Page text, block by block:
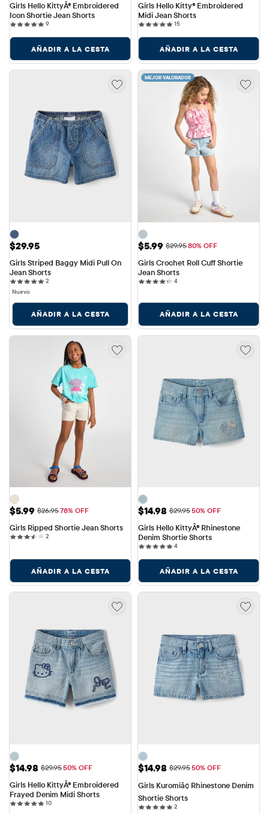
Girls Hello KittyÂ® Embroidered
Icon Shortie Jean Shorts
99 reviews
AÑADIR A LA CESTA
Girls Hello Kitty® Embroidered
Midi Jean Shorts
1515 reviews
AÑADIR A LA CESTA
Precio: $29.95
$29.95
Girls Striped Baggy Midi Pull On
Jean Shorts
22 reviews
Nuevo
AÑADIR A LA CESTA
MEJOR VALORADOS
Precio de venta: $5.99
$5.99 Precio original: $29.95
$29.9580% OFF
Girls Crochet Roll Cuff Shortie
Jean Shorts
4
AÑADIR A LA CESTA
Precio de venta: $5.99
$5.99 Precio original: $26.95
$26.9578% OFF
Girls Ripped Shortie Jean Shorts
22 reviews
AÑADIR A LA CESTA
Precio de venta: $14.98
$14.98 Precio original: $29.95
$29.9550% OFF
Girls Hello KittyÂ® Rhinestone
Denim Shortie Shorts
44 reviews
AÑADIR A LA CESTA
Precio de venta: $14.98
$14.98 Precio original: $29.95
$29.9550% OFF
Girls Hello KittyÂ® Embroidered
Frayed Denim Midi Shorts
1010 reviews
Precio de venta: $14.98
$14.98 Precio original: $29.95
$29.9550% OFF
Girls Kuromiâ¢ Rhinestone Denim
Shortie Shorts
22 reviews